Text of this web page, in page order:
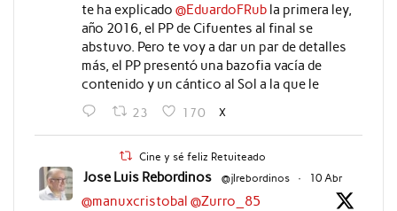
te ha explicado @EduardoFRubla primera ley,
año 2016, el PP de Cifuentes al final se
abstuvo. Pero te voy a dar un par de detalles
más, el PP presentó una bazofia vacía de
contenido y un cántico al Sol a la que le
23 170 X
Cine y sé feliz Retuiteado
Jose Luis Rebordinos @jlrebordinos · 10 Abr
@manuxcristobal @Zurro_85